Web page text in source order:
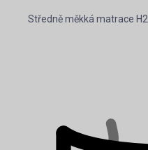
Středně měkká matrace H2